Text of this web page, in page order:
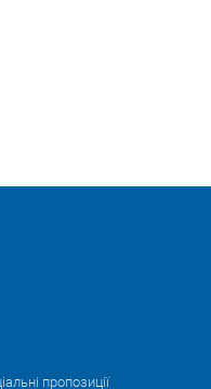
пропозиції